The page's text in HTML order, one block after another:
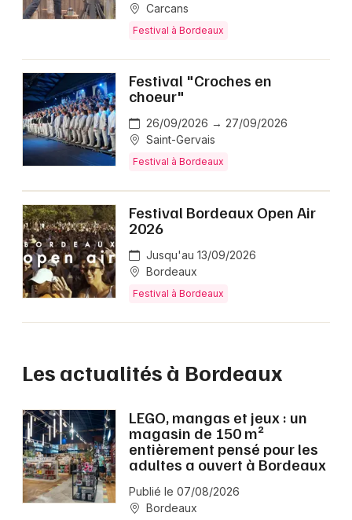
Carcans
Festival à Bordeaux
Festival "Croches en
choeur"
26/09/2026 → 27/09/2026
Saint-Gervais
Festival à Bordeaux
Festival Bordeaux Open Air
2026
Jusqu'au 13/09/2026
Bordeaux
Festival à Bordeaux
Les actualités à Bordeaux
LEGO, mangas et jeux : un
magasin de 150 m²
entièrement pensé pour les
adultes a ouvert à Bordeaux
Publié le 07/08/2026
Bordeaux